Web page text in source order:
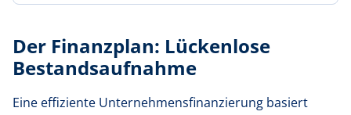
Der Finanzplan: Lückenlose
Bestandsaufnahme
Eine effiziente Unternehmensfinanzierung basiert